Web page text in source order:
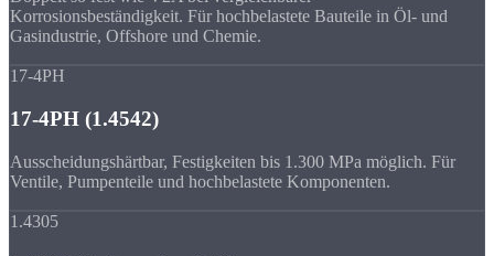
Korrosionsbeständigkeit. Für hochbelastete Bauteile in Öl- und
Gasindustrie, Offshore und Chemie.
17-4PH
17-4PH (1.4542)
Ausscheidungshärtbar, Festigkeiten bis 1.300 MPa möglich. Für
Ventile, Pumpenteile und hochbelastete Komponenten.
1.4305